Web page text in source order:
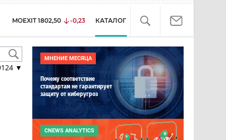
MOEXIT 1802,50 -0,23 КАТАЛОГ
▼
МНЕНИЕ МЕСЯЦА
Почему соответствие
стандартам не гарантирует
защиту от киберугроз
CNEWS ANALYTICS